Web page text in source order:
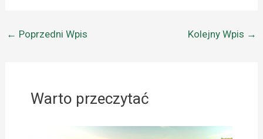
← Poprzedni Wpis Kolejny Wpis →
Warto przeczytać